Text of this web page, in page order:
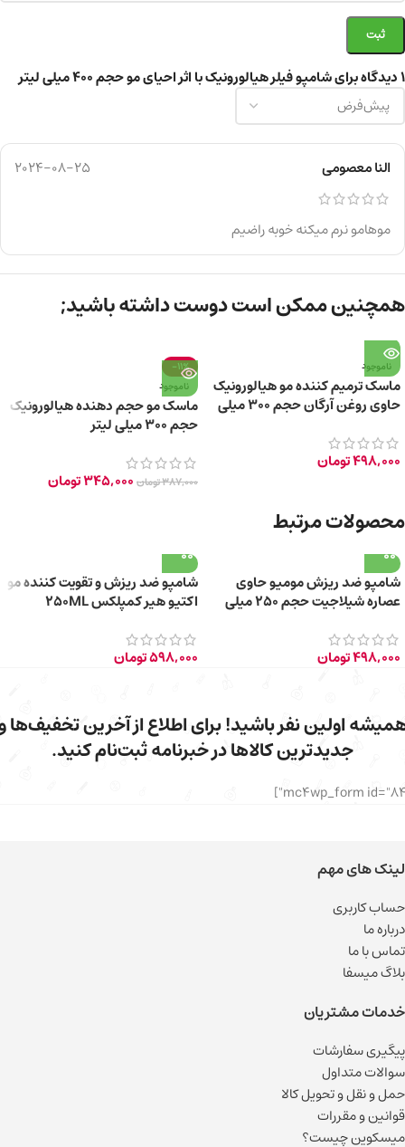
1 دیدگاه برای شامپو فیلر هیالورونیک با اثر احیای مو حجم ۴۰۰ میلی لیتر
النا معصومی 2024-08-25
موهامو نرم میکنه خوبه راضیم
همچنین ممکن است دوست داشته باشید;
ناموجود
ماسک ترمیم کننده مو هیالورونیک
حاوی روغن آرگان حجم ۳۰۰ میلی
498,000تومان
-11%
ناموجود
ماسک مو حجم دهنده هیالورونیک
حجم ۳۰۰ میلی لیتر
387,000تومان 345,000تومان
محصولات مرتبط
شامپو ضد ریزش مومیو حاوی
عصاره شیلاجیت حجم ۲۵۰ میلی
498,000تومان
شامپو ضد ریزش و تقویت کننده مو
اکتیو هیر کمپلکس 250ML
598,000تومان
اولین نفر باشید! برای اطلاع از آخرین تخفیف‌ها
جدیدترین کالاها در خبرنامه ثبت‌نام کنید.
لینک های مهم
حساب کاربری
درباره ما
تماس با ما
بلاگ میسفا
خدمات مشتریان
پیگیری سفارشات
سوالات متداول
حمل و نقل و تحویل کالا
قوانین و مقررات
میسکوین چیست؟